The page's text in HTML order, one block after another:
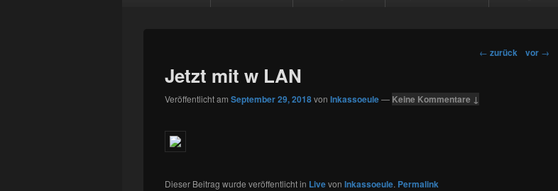
Beitragsnavigation
← zurück vor →
Jetzt mit w LAN
Veröffentlicht am September 29, 2018von Inkassoeule— Keine Kommentare ↓
Dieser Beitrag wurde veröffentlicht in Livevon Inkassoeule. Permalink